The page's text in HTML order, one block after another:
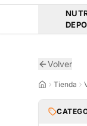
Volver
Tienda